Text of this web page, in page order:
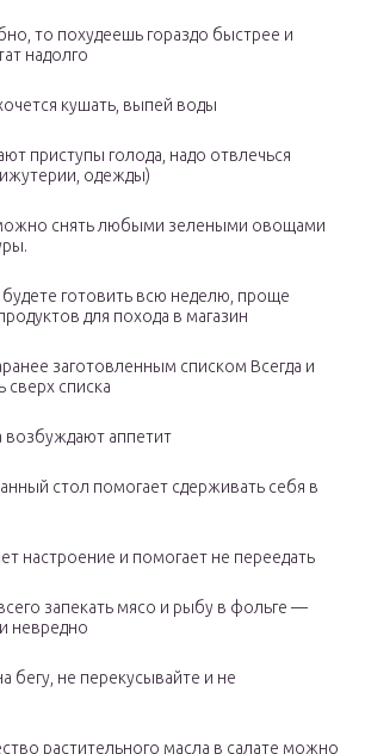
то похудеешь гораздо быстрее и
надолго
кушать, выпей воды
приступы голода, надо отвлечься
одежды)
снять любыми зелеными овощами
будете готовить всю неделю, проще
для похода в магазин
заготовленным списком Всегда и
сверх списка
возбуждают аппетит
стол помогает сдерживать себя в
настроение и помогает не переедать
запекать мясо и рыбу в фольге —
невредно
бегу, не перекусывайте и не
растительного масла в салате можно